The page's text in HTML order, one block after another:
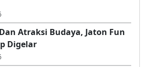
Atraksi Budaya, Jaton Fun
Digelar